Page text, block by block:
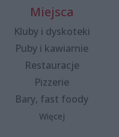
Miejsca
Kluby i dyskoteki
Puby i kawiarnie
Restauracje
Pizzerie
Bary, fast foody
Więcej